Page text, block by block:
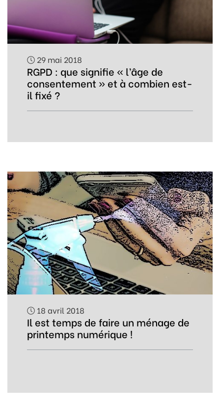
29 mai 2018
RGPD : que signifie « l’âge de
consentement » et à combien est-
il fixé ?
18 avril 2018
Il est temps de faire un ménage de
printemps numérique !